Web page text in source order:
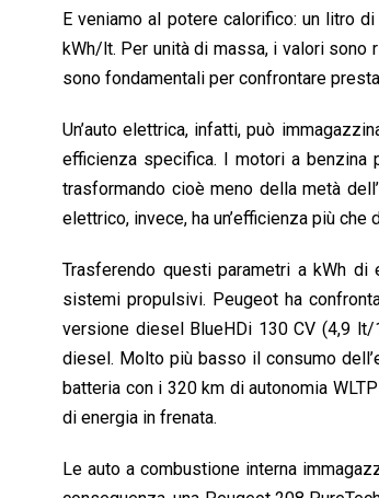
E veniamo al potere calorifico: un litro
kWh/lt. Per unità di massa, i valori sono
sono fondamentali per confrontare
Un’auto elettrica, infatti, può
efficienza specifica. I motori a benzina
trasformando cioè meno della metà
elettrico, invece, ha un’efficienza più che
Trasferendo questi parametri a kWh
sistemi propulsivi. Peugeot ha
versione diesel BlueHDi 130 CV (4,9
diesel. Molto più basso il consumo
batteria con i 320 km di autonomia
di energia in frenata.
Le auto a combustione interna